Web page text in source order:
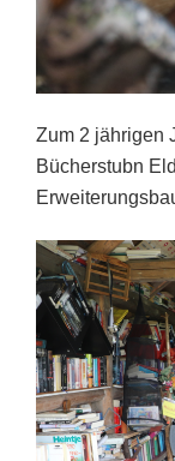
Zum 2 jährigen
Bücherstubn